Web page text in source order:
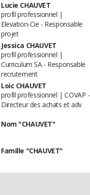
Lucie CHAUVET
profil professionnel |
Elevation-Cie - Responsable
projet
Jessica CHAUVET
profil professionnel |
Curriculum SA - Responsable
recrutement
Loic CHAUVET
profil professionnel | COVAP -
Directeur des achats et adv
Nom "CHAUVET"
Famille "CHAUVET"